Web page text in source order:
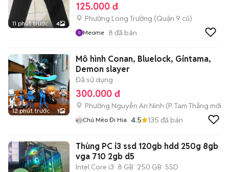
11 phút trước 4
125.000 đ
Phường Long Trường (Quận 9 cũ)
Meome 8 đã bán
12 phút trước 1
Mô hình Conan, Bluelock, Gintama,
Demon slayer
Đã sử dụng
300.000 đ
Phường Nguyễn An Ninh (P. Tam Thắng mới)
Chú Mèo Đi Hia 4.5 135 đã bán
Thùng PC i3 ssd 120gb hdd 250g 8gb
vga 710 2gb d5
Intel Core i3 8 GB 250 GB SSD